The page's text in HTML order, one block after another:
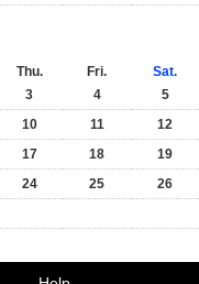
Thu. Fri.
Sat.
3 4
5
10 11
12
17 18
19
24 25
26